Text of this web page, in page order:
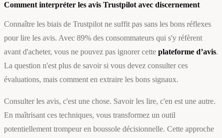
Comment interpréter les avis Trustpilot avec discernement
Connaître les biais de Trustpilot ne suffit pas sans les bons réflexes
pour lire les avis. Avec 89% des consommateurs qui s'y réfèrent
avant d'acheter, vous ne pouvez pas ignorer cette plateforme d’avis.
La question n'est plus de savoir si vous devez consulter ces
évaluations, mais comment en extraire les bons signaux.
Consulter les avis, c'est une chose. Savoir les lire, c'en est une autre.
En maîtrisant ces techniques, vous transformez un outil
potentiellement trompeur en boussole décisionnelle. Cette approche